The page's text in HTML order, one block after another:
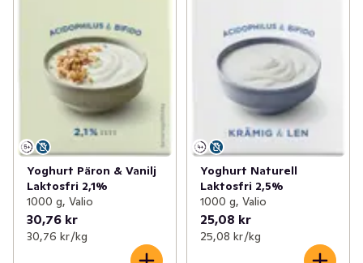
Yoghurt Päron & Vanilj
Laktosfri 2,1%
1000 g, Valio
30,76 kr
30,76 kr /kg
Yoghurt Naturell
Laktosfri 2,5%
1000 g, Valio
25,08 kr
25,08 kr /kg